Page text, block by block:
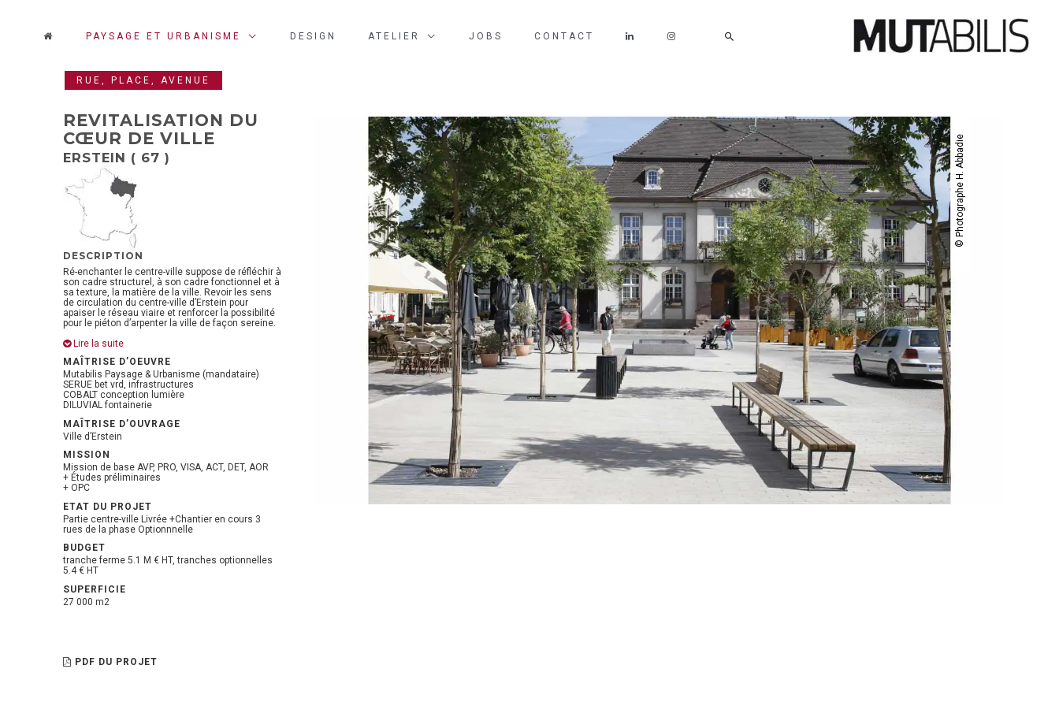
PAYSAGE ET URBANISME DESIGN ATELIER JOBS CONTACT RECHERCHER
RUE, PLACE, AVENUE
© Photographe H. Abbadie
REVITALISATION DU
CŒUR DE VILLE
ERSTEIN ( 67 )
DESCRIPTION
Ré-enchanter le centre-ville suppose de réfléchir à
son cadre structurel, à son cadre fonctionnel et à
sa texture, la matière de la ville. Revoir les sens
de circulation du centre-ville d’Erstein pour
apaiser le réseau viaire et renforcer la possibilité
pour le piéton d’arpenter la ville de façon sereine.
Lire la suite
MAÎTRISE D’OEUVRE
Mutabilis Paysage & Urbanisme (mandataire)
SERUE bet vrd, infrastructures
COBALT conception lumière
DILUVIAL fontainerie
MAÎTRISE D’OUVRAGE
Ville d’Erstein
MISSION
Mission de base AVP, PRO, VISA, ACT, DET, AOR
+ Études préliminaires
+ OPC
ETAT DU PROJET
Partie centre-ville Livrée +Chantier en cours 3
rues de la phase Optionnnelle
BUDGET
tranche ferme 5.1 M € HT, tranches optionnelles
5.4 € HT
SUPERFICIE
27 000 m2
PDF DU PROJET